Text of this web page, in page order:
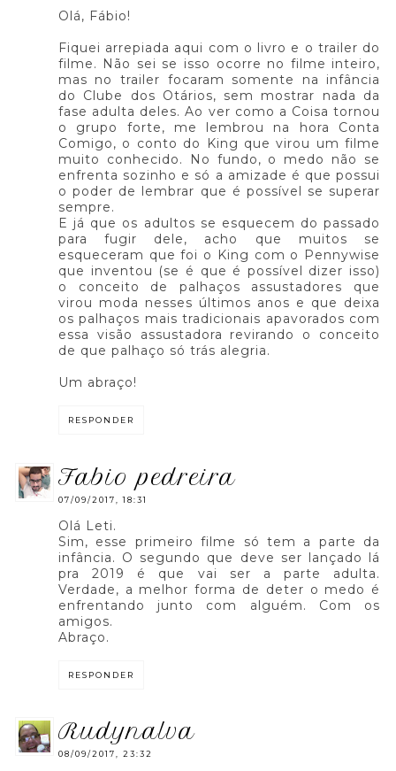
Olá, Fábio!
Fiquei arrepiada aqui com o livro e o trailer do
filme. Não sei se isso ocorre no filme inteiro,
mas no trailer focaram somente na infância
do Clube dos Otários, sem mostrar nada da
fase adulta deles. Ao ver como a Coisa tornou
o grupo forte, me lembrou na hora Conta
Comigo, o conto do King que virou um filme
muito conhecido. No fundo, o medo não se
enfrenta sozinho e só a amizade é que possui
o poder de lembrar que é possível se superar
sempre.
E já que os adultos se esquecem do passado
para fugir dele, acho que muitos se
esqueceram que foi o King com o Pennywise
que inventou (se é que é possível dizer isso)
o conceito de palhaços assustadores que
virou moda nesses últimos anos e que deixa
os palhaços mais tradicionais apavorados com
essa visão assustadora revirando o conceito
de que palhaço só trás alegria.
Um abraço!
RESPONDER
fabio pedreira
07/09/2017, 18:31
Olá Leti.
Sim, esse primeiro filme só tem a parte da
infância. O segundo que deve ser lançado lá
pra 2019 é que vai ser a parte adulta.
Verdade, a melhor forma de deter o medo é
enfrentando junto com alguém. Com os
amigos.
Abraço.
RESPONDER
rudynalva
08/09/2017, 23:32